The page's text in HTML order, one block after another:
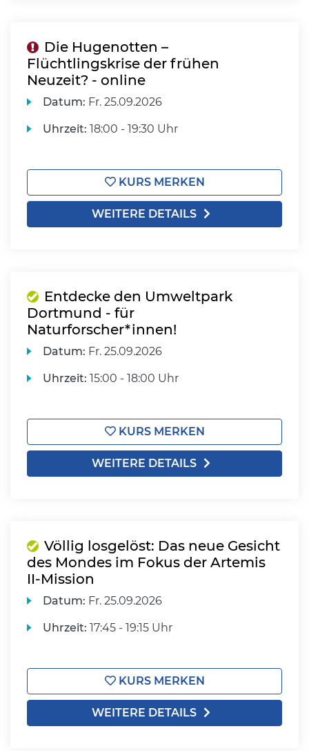
Die Hugenotten –
Flüchtlingskrise der frühen
Neuzeit? - online
Datum: Fr. 25.09.2026
Uhrzeit: 18:00 - 19:30 Uhr
KURS MERKEN
WEITERE DETAILS
Entdecke den Umweltpark
Dortmund - für
Naturforscher*innen!
Datum: Fr. 25.09.2026
Uhrzeit: 15:00 - 18:00 Uhr
KURS MERKEN
WEITERE DETAILS
Völlig losgelöst: Das neue Gesicht
des Mondes im Fokus der Artemis
II-Mission
Datum: Fr. 25.09.2026
Uhrzeit: 17:45 - 19:15 Uhr
KURS MERKEN
WEITERE DETAILS